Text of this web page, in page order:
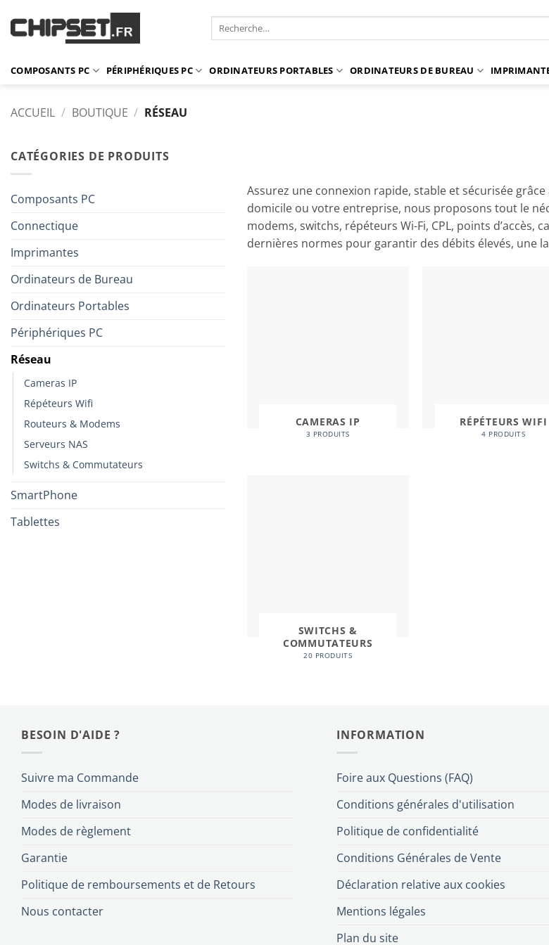
au
Recherche
COMPOSANTS PC PÉRIPHÉRIQUES PC ORDINATEURS PORTABLES ORDINATEURS DE BUREAU
ACCUEIL / BOUTIQUE / RÉSEAU
CATÉGORIES DE PRODUITS
Composants PC
Connectique
Imprimantes
Ordinateurs de Bureau
Ordinateurs Portables
Périphériques PC
Réseau
Cameras IP
Répéteurs Wifi
Routeurs & Modems
Serveurs NAS
Switchs & Commutateurs
SmartPhone
Tablettes
Assurez une connexion rapide, stable et sécurisée
domicile ou votre entreprise, nous proposons tout le
modems, switchs, répéteurs Wi-Fi, CPL, points
dernières normes pour garantir des débits élevés, une
CAMERAS IP
3 PRODUITS
RÉPÉTEURS WIFI
4 PRODUITS
SWITCHS &
COMMUTATEURS
20 PRODUITS
BESOIN D'AIDE ?
Suivre ma Commande
Modes de livraison
Modes de règlement
Garantie
Politique de remboursements et de Retours
Nous contacter
INFORMATION
Foire aux Questions (FAQ)
Conditions générales d'utilisation
Politique de confidentialité
Conditions Générales de Vente
Déclaration relative aux cookies
Mentions légales
Plan du site